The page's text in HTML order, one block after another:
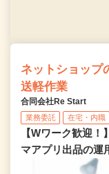
ネットショップ
送軽作業
合同会社Re Start
業務委託 在宅・内職
【Wワーク歓迎
マアプリ出品の運